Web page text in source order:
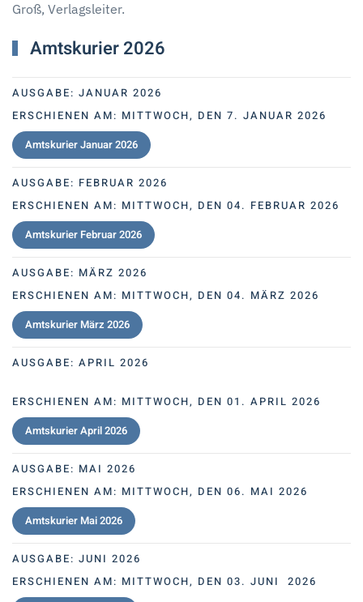
Groß, Verlagsleiter.
Amtskurier 2026
AUSGABE: JANUAR 2026
ERSCHIENEN AM: MITTWOCH, DEN 7. JANUAR 2026
Amtskurier Januar 2026
AUSGABE: FEBRUAR 2026
ERSCHIENEN AM: MITTWOCH, DEN 04. FEBRUAR 2026
Amtskurier Februar 2026
AUSGABE: MÄRZ 2026
ERSCHIENEN AM: MITTWOCH, DEN 04. MÄRZ 2026
Amtskurier März 2026
AUSGABE: APRIL 2026
ERSCHIENEN AM: MITTWOCH, DEN 01. APRIL 2026
Amtskurier April 2026
AUSGABE: MAI 2026
ERSCHIENEN AM: MITTWOCH, DEN 06. MAI 2026
Amtskurier Mai 2026
AUSGABE: JUNI 2026
ERSCHIENEN AM: MITTWOCH, DEN 03. JUNI 2026